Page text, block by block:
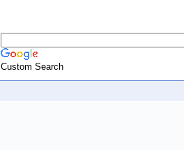
Custom Search